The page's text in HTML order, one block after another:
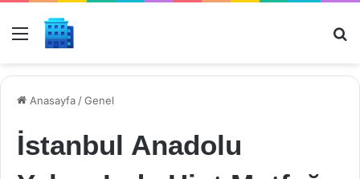
Menü
Anasayfa /Genel
İstanbul Anadolu